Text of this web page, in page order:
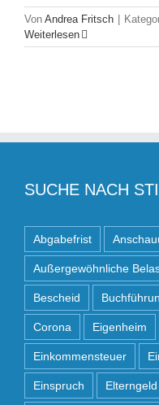
Von Andrea Fritsch
Weiterlesen
SUCHE NACH
Abgabefrist
Außergewöhnliche
Bescheid
Corona Eigenheim
Einkommensteuer
Einspruch Elterngeld